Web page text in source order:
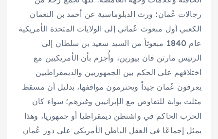
رجالات عُمان؛ ورث الدبلوماسية عن أحمد بن النعمان
الكعبي أول مبعوث عُماني إلى الولايات المتحدة الأمريكية
عام 1840 مبعوثاً من السيد سعيد بن سلطان إلى
الرئيس مارتن فان بيورين، وأُجزم بأن الأمريكيين مع
اختلافهم على الحكم بين الجمهوريين والديمقراطيين
يعرفون عُمان جيداً ويحترمون مواقفها، بدليل أن مسقط
مثلت بوابة للتفاوض مع الإيرانيين وغيرهم؛ سواء كان
الحزب الحاكم في واشنطن ديمقراطيا أو جمهوريا، وهذا
يمثل إجماعًا في العقل الباطن الأمريكي على دور عُمان